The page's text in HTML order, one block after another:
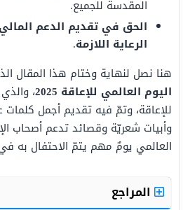
المقدسة للجميع.
الحق في تقديم الدعم
الرعاية اللازمة.
هنا نصل لنهاية وختام هذا المقال
اليوم العالمي للإعاقة 2025
،
للإعاقة، وتمّ فيه تقديم أجمل كلمات
وأبيات شعريّة وقصائد تدعم أصحاب
العالمي يومٌ مهم يتمّ الاحتفال به
المراجع